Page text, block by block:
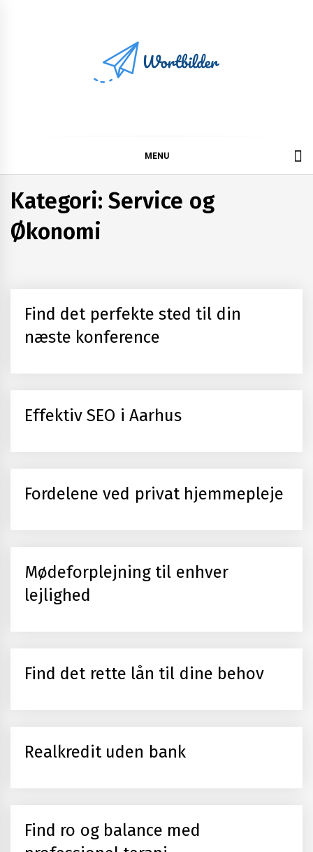
MENU
Kategori:Service og
Økonomi
Find det perfekte sted til din
næste konference
Effektiv SEO i Aarhus
Fordelene ved privat hjemmepleje
Mødeforplejning til enhver
lejlighed
Find det rette lån til dine behov
Realkredit uden bank
Find ro og balance med